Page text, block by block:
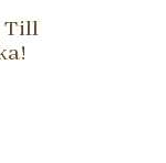
Till